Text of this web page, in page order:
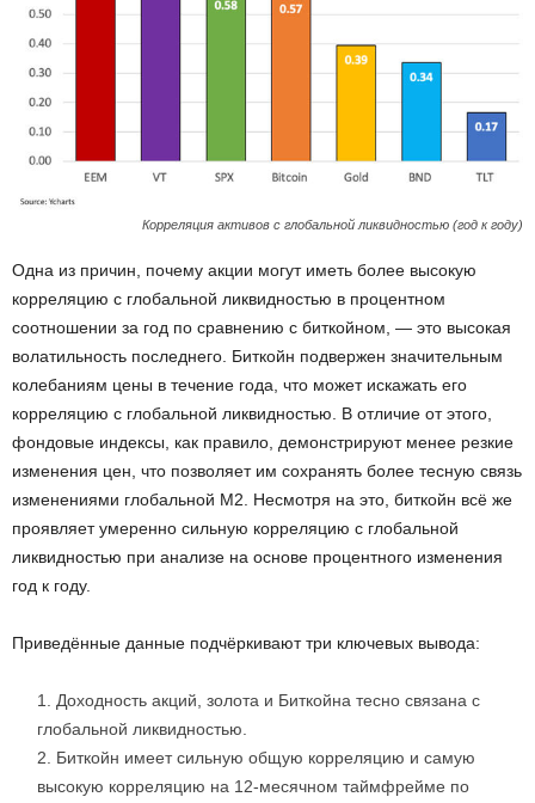
Корреляция активов с глобальной ликвидностью (год к году)
Одна из причин, почему акции могут иметь более высокую
корреляцию с глобальной ликвидностью в процентном
соотношении за год по сравнению с биткойном, — это высокая
волатильность последнего. Биткойн подвержен значительным
колебаниям цены в течение года, что может искажать его
корреляцию с глобальной ликвидностью. В отличие от этого,
фондовые индексы, как правило, демонстрируют менее резкие
изменения цен, что позволяет им сохранять более тесную связь
изменениями глобальной M2. Несмотря на это, биткойн всё же
проявляет умеренно сильную корреляцию с глобальной
ликвидностью при анализе на основе процентного изменения
год к году.
Приведённые данные подчёркивают три ключевых вывода:
Доходность акций, золота и Биткойна тесно связана с
глобальной ликвидностью.
Биткойн имеет сильную общую корреляцию и самую
высокую корреляцию на 12-месячном таймфрейме по